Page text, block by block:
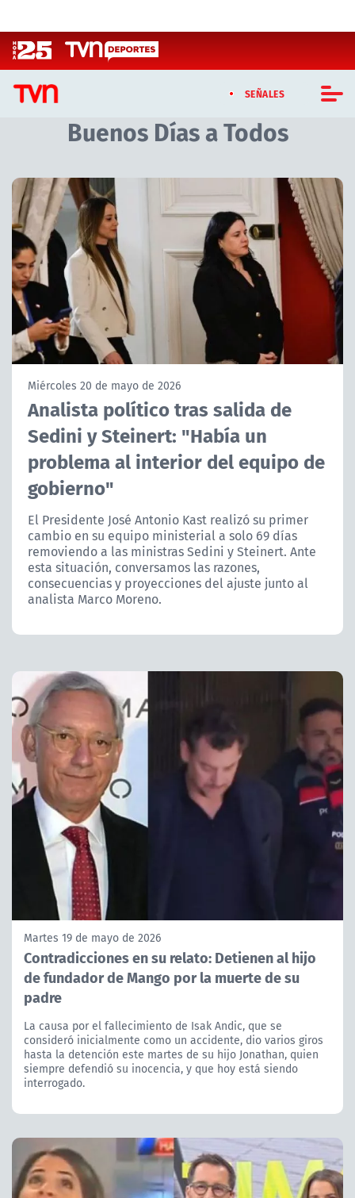
SEÑALES
CASTING MASTERCHEF CHILE
CASTING TVN VERTICAL
TVN VERTICAL
TVN PLAY
PROGRAMAS
TELESERIES
ACTUALIDAD Y TENDENCIAS
CORPORATIVO Y TRANSPARENCIA
CANAL DE DENUNCIAS
ÁREA DE PROYECTOS
Buenos Días a Todos
Artículos relacionados con Buenos Días a Todos
Miércoles 20 de mayo de 2026
Analista político tras salida de
Sedini y Steinert: "Había un
problema al interior del equipo de
gobierno"
El Presidente José Antonio Kast realizó su primer
cambio en su equipo ministerial a solo 69 días
removiendo a las ministras Sedini y Steinert. Ante
esta situación, conversamos las razones,
consecuencias y proyecciones del ajuste junto al
analista Marco Moreno.
Martes 19 de mayo de 2026
Contradicciones en su relato: Detienen al hijo
de fundador de Mango por la muerte de su
padre
La causa por el fallecimiento de Isak Andic, que se
consideró inicialmente como un accidente, dio varios giros
hasta la detención este martes de su hijo Jonathan, quien
siempre defendió su inocencia, y que hoy está siendo
interrogado.